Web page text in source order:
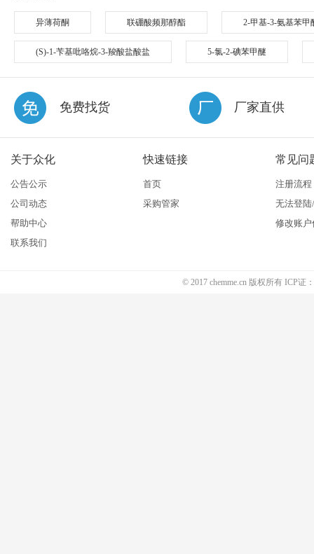
异薄荷酮 联硼酸频那醇酯 2-甲基-3-氨基苯甲
(S)-1-苄基吡咯烷-3-羧酸盐酸盐 5-氯-2-碘苯甲醚
免费找货 厂家直供
关于众化
公告公示
公司动态
帮助中心
联系我们
快速链接
首页
采购管家
常见问
注册流程
无法登
修改账户
© 2017 chemme.cn 版权所有 ICP证：